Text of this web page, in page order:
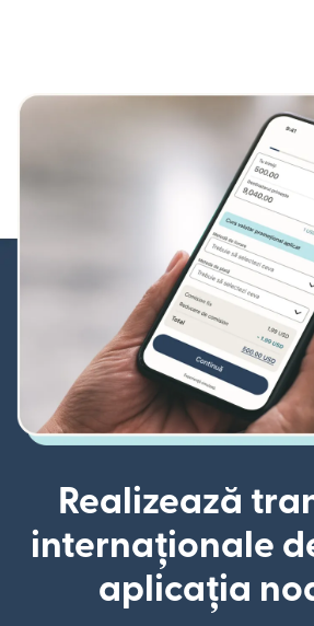
Realizează
internaționale
aplicația